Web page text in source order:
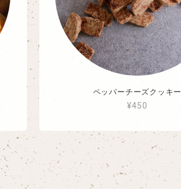
ペッパーチーズクッキー
¥450